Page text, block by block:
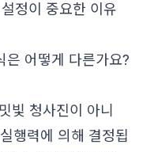
정이 중요한 이유
은 어떻게 다른가요?
빛 청사진이 아니
행력에 의해 결정됩